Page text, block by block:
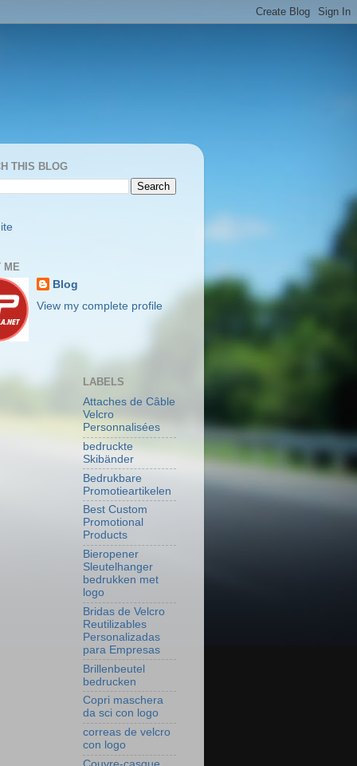
THIS BLOG
ME
Blog
View my complete profile
LABELS
Attaches de Câble
Velcro
Personnalisées
bedruckte
Skibänder
Bedrukbare
Promotieartikelen
Best Custom
Promotional
Products
Bieropener
Sleutelhanger
bedrukken met
logo
Bridas de Velcro
Reutilizables
Personalizadas
para Empresas
Brillenbeutel
bedrucken
Copri maschera
da sci con logo
correas de velcro
con logo